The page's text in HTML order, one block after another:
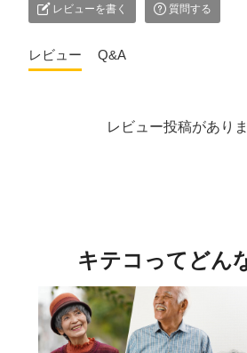
レビューを書く 質問する
レビュー Q&A
レビュー投稿がありま
キテコってどん